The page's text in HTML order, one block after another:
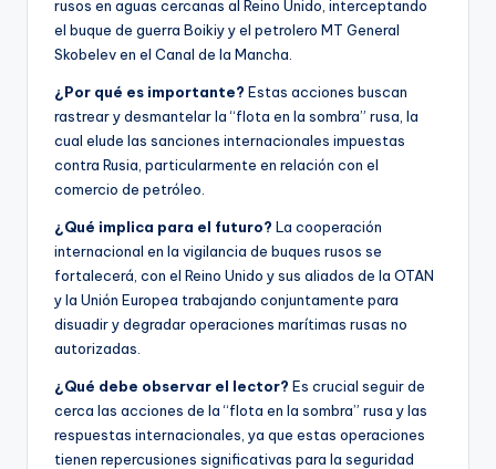
rusos en aguas cercanas al Reino Unido, interceptando
el buque de guerra Boikiy y el petrolero MT General
Skobelev en el Canal de la Mancha.
¿Por qué es importante? Estas acciones buscan
rastrear y desmantelar la “flota en la sombra” rusa, la
cual elude las sanciones internacionales impuestas
contra Rusia, particularmente en relación con el
comercio de petróleo.
¿Qué implica para el futuro? La cooperación
internacional en la vigilancia de buques rusos se
fortalecerá, con el Reino Unido y sus aliados de la OTAN
y la Unión Europea trabajando conjuntamente para
disuadir y degradar operaciones marítimas rusas no
autorizadas.
¿Qué debe observar el lector? Es crucial seguir de
cerca las acciones de la “flota en la sombra” rusa y las
respuestas internacionales, ya que estas operaciones
tienen repercusiones significativas para la seguridad